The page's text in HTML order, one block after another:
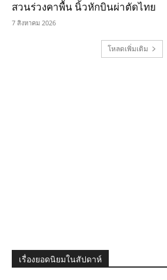
สวนร่วงคาพื้น นิ้วหักบินผ่าตัดไทย
7 สิงหาคม 2026
โหลดเพิ่มเติม
เรื่องยอดนิยมในสัปดาห์